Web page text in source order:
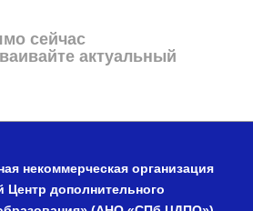
сейчас
актуальный
некоммерческая организация
Центр дополнительного